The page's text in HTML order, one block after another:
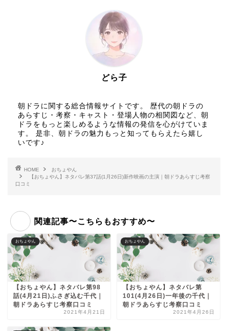
どら子
朝ドラに関する総合情報サイトです。 歴代の朝ドラの
あらすじ・考察・キャスト・登場人物の相関図など、朝
ドラをもっと楽しめるような情報の発信を心がけていま
す。 是非、朝ドラの魅力もっと知ってもらえたら嬉し
いです♪
HOME
おちょやん
【おちょやん】ネタバレ第37話(1月26日)新作映画の主演｜朝ドラあらすじ考察
口コミ
関連記事〜こちらもおすすめ〜
おちょやん
【おちょやん】ネタバレ第98
話(4月21日)ふさぎ込む千代｜
朝ドラあらすじ考察口コミ
2021年4月21日
おちょやん
【おちょやん】ネタバレ第
101(4月26日)一年後の千代｜
朝ドラあらすじ考察口コミ
2021年4月26日